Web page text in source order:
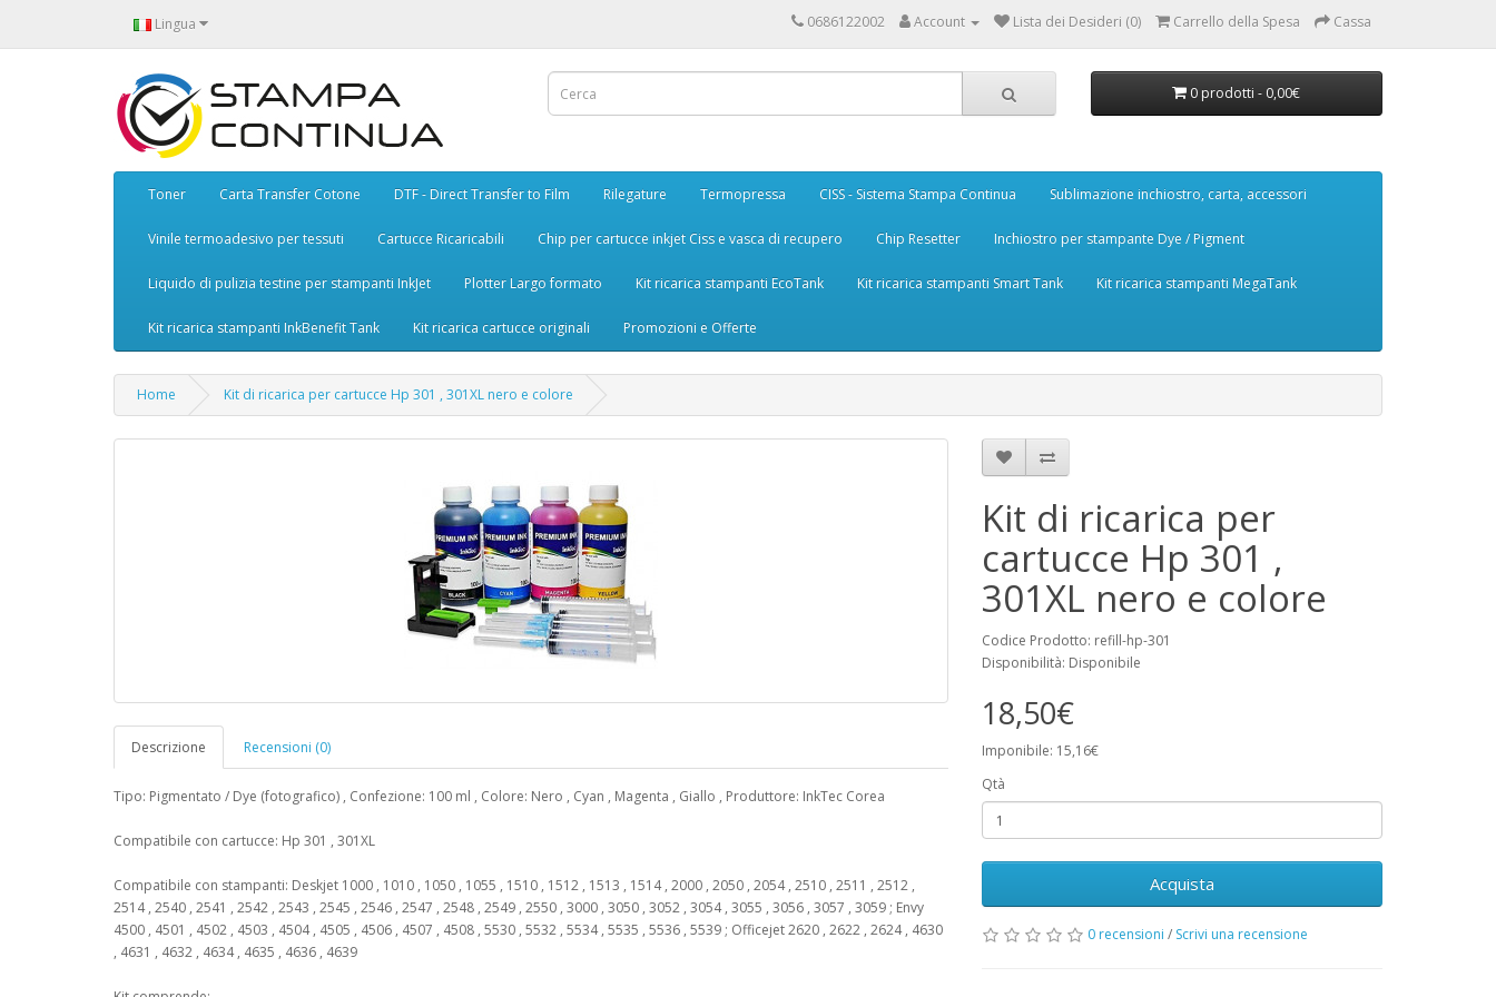
Lingua 0686122002 Account Lista dei Desideri (0) Carrello della Spesa Cassa
0 prodotti - 0,00€
Toner Carta Transfer Cotone DTF - Direct Transfer to Film Rilegature Termopressa CISS - Sistema Stampa Continua Sublimazione inchiostro, carta, accessori
Vinile termoadesivo per tessuti Cartucce Ricaricabili Chip per cartucce inkjet Ciss e vasca di recupero Chip Resetter Inchiostro per stampante Dye / Pigment
Liquido di pulizia testine per stampanti InkJet Plotter Largo formato Kit ricarica stampanti EcoTank Kit ricarica stampanti Smart Tank Kit ricarica stampanti MegaTank
Kit ricarica stampanti InkBenefit Tank Kit ricarica cartucce originali Promozioni e Offerte
Home Kit di ricarica per cartucce Hp 301 , 301XL nero e colore
Descrizione Recensioni (0)
Tipo: Pigmentato / Dye (fotografico) , Confezione: 100 ml , Colore: Nero , Cyan , Magenta , Giallo , Produttore: InkTec Corea
Compatibile con cartucce: Hp 301 , 301XL
Compatibile con stampanti: Deskjet 1000 , 1010 , 1050 , 1055 , 1510 , 1512 , 1513 , 1514 , 2000 , 2050 , 2054 , 2510 , 2511 , 2512 ,
2514 , 2540 , 2541 , 2542 , 2543 , 2545 , 2546 , 2547 , 2548 , 2549 , 2550 , 3000 , 3050 , 3052 , 3054 , 3055 , 3056 , 3057 , 3059 ; Envy
4500 , 4501 , 4502 , 4503 , 4504 , 4505 , 4506 , 4507 , 4508 , 5530 , 5532 , 5534 , 5535 , 5536 , 5539 ; Officejet 2620 , 2622 , 2624 , 4630
, 4631 , 4632 , 4634 , 4635 , 4636 , 4639
Kit di ricarica per
cartucce Hp 301 ,
301XL nero e colore
Codice Prodotto: refill-hp-301
Disponibilità: Disponibile
18,50€
Imponibile: 15,16€
Qtà
Acquista
0 recensioni / Scrivi una recensione